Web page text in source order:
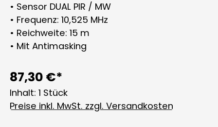
• Sensor DUAL PIR / MW
• Frequenz: 10,525 MHz
• Reichweite: 15 m
• Mit Antimasking
87,30 €*
Inhalt: 1 Stück
Preise inkl. MwSt. zzgl. Versandkosten